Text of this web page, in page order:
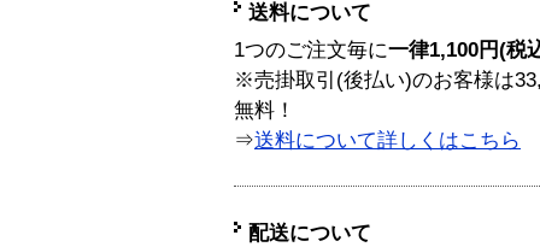
送料について
1つのご注文毎に一律1,100円(税
※売掛取引(後払い)のお客様は
無料！
⇒送料について詳しくはこちら
配送について